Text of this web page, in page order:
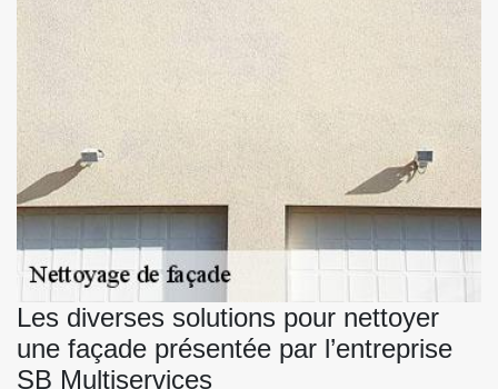
Les diverses solutions pour nettoyer
une façade présentée par l’entreprise
SB Multiservices